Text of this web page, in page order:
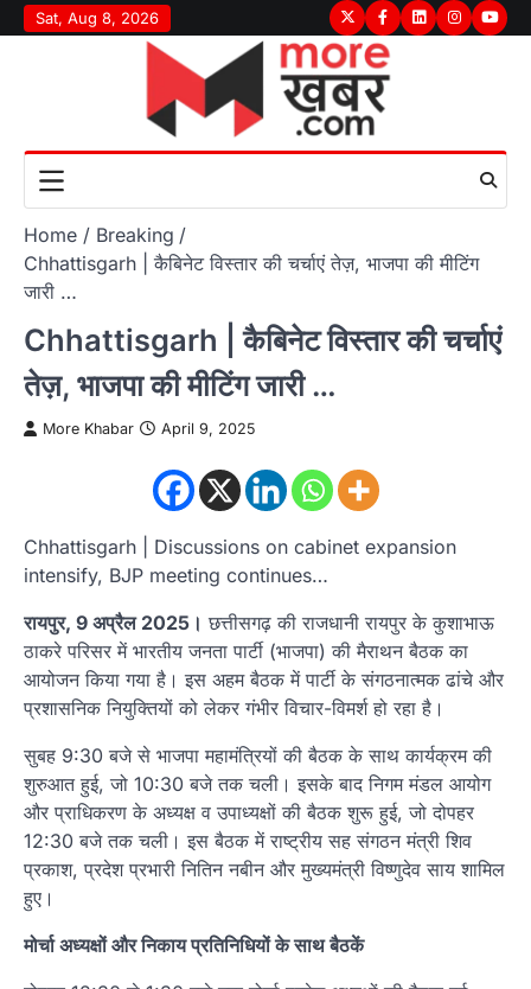
Skip
to
Sat, Aug 8, 2026 TwitterFacebook
LinkedInInstagram
Home
Breaking
Chhattisgarh | कैबिनेट विस्तार की चर्चाएं तेज़, भाजपा की मीटिंग
जारी …
Chhattisgarh | कैबिनेट विस्तार की चर्चाएं
तेज़, भाजपा की मीटिंग जारी …
More Khabar April 9, 2025
Chhattisgarh | Discussions on cabinet expansion
intensify, BJP meeting continues…
रायपुर, 9 अप्रैल 2025। छत्तीसगढ़ की राजधानी रायपुर के कुशाभाऊ
ठाकरे परिसर में भारतीय जनता पार्टी (भाजपा) की मैराथन बैठक का
आयोजन किया गया है। इस अहम बैठक में पार्टी के संगठनात्मक ढांचे और
प्रशासनिक नियुक्तियों को लेकर गंभीर विचार-विमर्श हो रहा है।
सुबह 9:30 बजे से भाजपा महामंत्रियों की बैठक के साथ कार्यक्रम की
शुरुआत हुई, जो 10:30 बजे तक चली। इसके बाद निगम मंडल आयोग
और प्राधिकरण के अध्यक्ष व उपाध्यक्षों की बैठक शुरू हुई, जो दोपहर
12:30 बजे तक चली। इस बैठक में राष्ट्रीय सह संगठन मंत्री शिव
प्रकाश, प्रदेश प्रभारी नितिन नबीन और मुख्यमंत्री विष्णुदेव साय शामिल
हुए।
मोर्चा अध्यक्षों और निकाय प्रतिनिधियों के साथ बैठकें